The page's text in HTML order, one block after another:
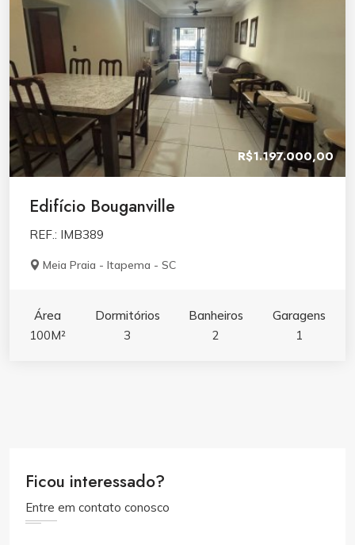
R$1.197.000,00
Edifício Bouganville
REF.: IMB389
Meia Praia - Itapema - SC
Área
100M²
Dormitórios
3
Banheiros
2
Garagens
1
Ficou interessado?
Entre em contato conosco